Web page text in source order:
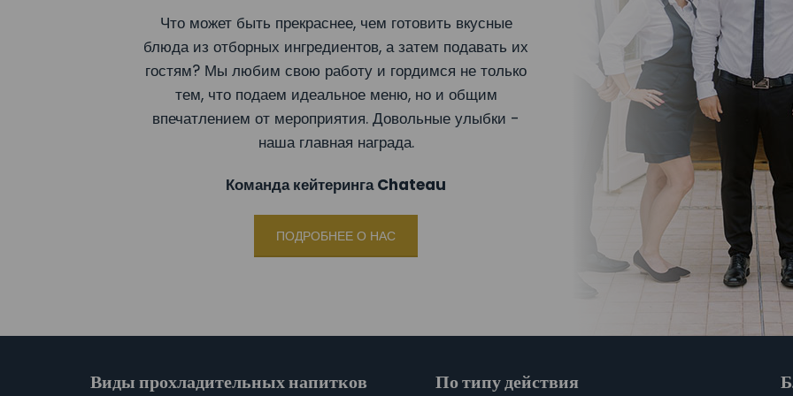
Что может быть прекраснее, чем готовить вкусные
блюда из отборных ингредиентов, а затем подавать их
гостям? Мы любим свою работу и гордимся не только
тем, что подаем идеальное меню, но и общим
впечатлением от мероприятия. Довольные улыбки -
наша главная награда.
Команда кейтеринга Chateau
ПОДРОБНЕЕ О НАС
Виды прохладительных напитков По типу действия